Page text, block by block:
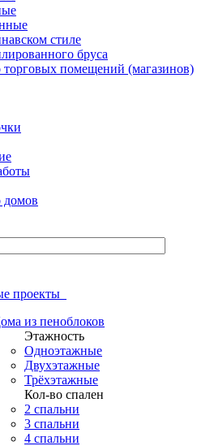
стиле
бруса
торговых помещений (магазинов)
домов
проекты
из пеноблоков
Этажность
Одноэтажные
Двухэтажные
Трёхэтажные
Кол-во спален
2 спальни
3 спальни
4 спальни